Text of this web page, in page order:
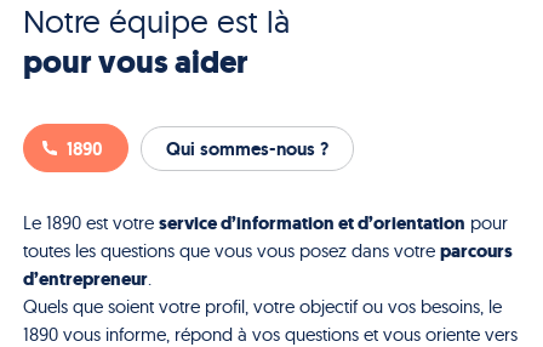
Notre équipe est là
pour vous aider
1890 Qui sommes-nous ?
Le 1890 est votre service d’information et d’orientation pour
toutes les questions que vous vous posez dans votre parcours
d’entrepreneur.
Quels que soient votre profil, votre objectif ou vos besoins, le
1890 vous informe, répond à vos questions et vous oriente vers